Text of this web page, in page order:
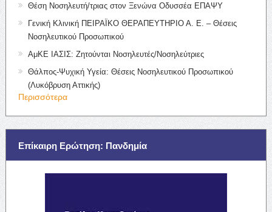
Θέση Νοσηλευτή/τριας στον Ξενώνα Οδυσσέα ΕΠΑΨΥ
Γενική Κλινική ΠΕΙΡΑΪΚΟ ΘΕΡΑΠΕΥΤΗΡΙΟ Α. Ε. – Θέσεις
Νοσηλευτικού Προσωπικού
ΑμΚΕ ΙΑΣΙΣ: Ζητούνται Νοσηλευτές/Νοσηλεύτριες
Θάλπος-Ψυχική Υγεία: Θέσεις Νοσηλευτικού Προσωπικού
(Λυκόβρυση Αττικής)
Περισσότερα
Επίκαιρη Ερώτηση: Πανδημία